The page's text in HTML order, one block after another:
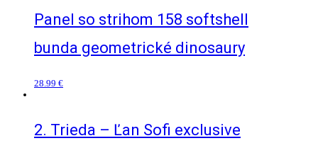
Panel so strihom 158 softshell
bunda geometrické dinosaury
28.99 €
2. Trieda – Ľan Sofi exclusive